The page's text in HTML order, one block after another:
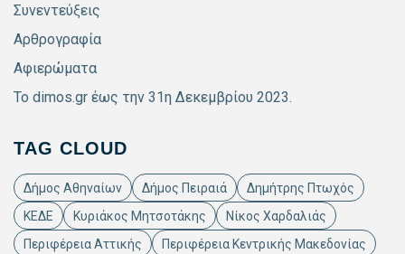
Συνεντεύξεις
Αρθρογραφία
Αφιερώματα
Το dimos.gr έως την 31η Δεκεμβρίου 2023.
TAG CLOUD
Δήμος Αθηναίων Δήμος Πειραιά
Δημήτρης Πτωχός
ΚΕΔΕ
Κυριάκος Μητσοτάκης
Νίκος Χαρδαλιάς
Περιφέρεια Αττικής
Περιφέρεια Κεντρικής Μακεδονίας